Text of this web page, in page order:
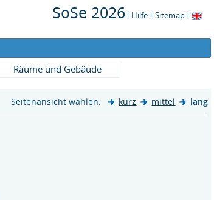
SoSe 2026 Hilfe Sitemap
Räume und Gebäude
Seitenansicht wählen: kurz mittel lang